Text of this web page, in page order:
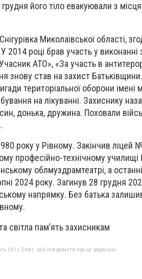
його тіло евакуювали з
Миколаївської області,
2014 році брав участь у виконанні
АТО», «За участь в
знову став на захист
територіальної оборони
на лікуванні. Захиснику
донька, дружина. Поховали
року у Рівному. Закінчив ліцей
професійно-технічному
облмуздрамтеатрі, а
2024 року. Загинув 28 грудня
напрямку. Без батька
світла пам’ять захисникам
Ctrl + Enter, щоб повідомити про це редакцію